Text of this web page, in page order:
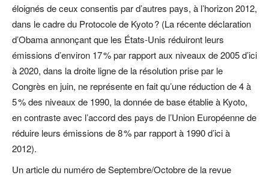
éloignés de ceux consentis par d’autres pays, à l’horizon 2012,
dans le cadre du Protocole de Kyoto ? (La récente déclaration
d’Obama annonçant que les États-Unis réduiront leurs
émissions d’environ 17 % par rapport aux niveaux de 2005 d’ici
à 2020, dans la droite ligne de la résolution prise par le
Congrès en juin, ne représente en fait qu’une réduction de 4 à
5 % des niveaux de 1990, la donnée de base établie à Kyoto,
en contraste avec l’accord des pays de l’Union Européenne de
réduire leurs émissions de 8 % par rapport à 1990 d’ici à
2012).
Un article du numéro de Septembre/Octobre de la revue